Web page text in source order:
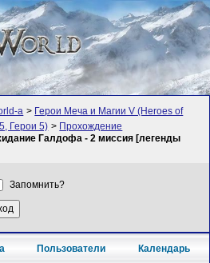
а > Герои Меча и Магии V (Heroes of
Герои 5) > Прохождение
Галдофа - 2 миссия [легенды
Запомнить?
Пользователи Календарь